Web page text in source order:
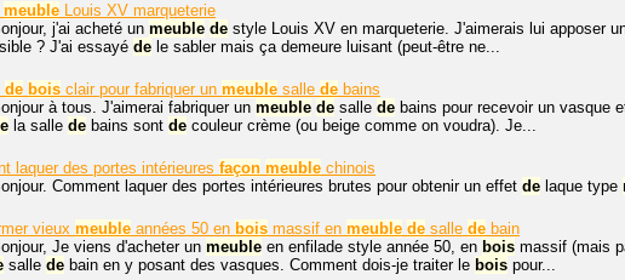
meuble Louis XV marqueterie
j'ai acheté un meuble de style Louis XV en marqueterie. J'aimerais lui apposer
? J'ai essayé de le sabler mais ça demeure luisant (peut-être ne...
de bois clair pour fabriquer un meuble salle de bains
à tous. J'aimerai fabriquer un meuble de salle de bains pour recevoir un vasque
la salle de bains sont de couleur crème (ou beige comme on voudra). Je...
laquer des portes intérieures façon meuble chinois
Comment laquer des portes intérieures brutes pour obtenir un effet de laque type
vieux meuble années 50 en bois massif en meuble de salle de bain
Je viens d'acheter un meuble en enfilade style année 50, en bois massif (mais
salle de bain en y posant des vasques. Comment dois-je traiter le bois pour...